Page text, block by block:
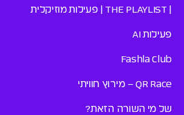
פעילות AI
Fashla Club
QR Race – מירוץ חוויתי
של מי השורה הזאת?